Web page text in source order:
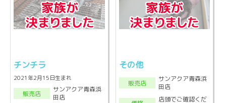
チンチラ
2021年2月15日生まれ
販売店
サンアクア青森浜
田店
その他
販売店
サンアクア青森浜
田店
店頭でご確認くだ